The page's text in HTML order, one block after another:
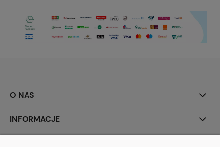
O NAS
INFORMACJE